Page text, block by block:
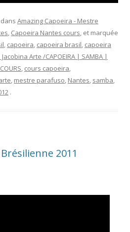
Amazing Capoeira - Mestre
, Capoeira Nantes cours, et marquée
, capoeira, capoeira brasil, capoeira
Arte /CAPOEIRA | SAMBA |
, cours capoeira,
, mestre parafuso, Nantes, samba,
.
2011